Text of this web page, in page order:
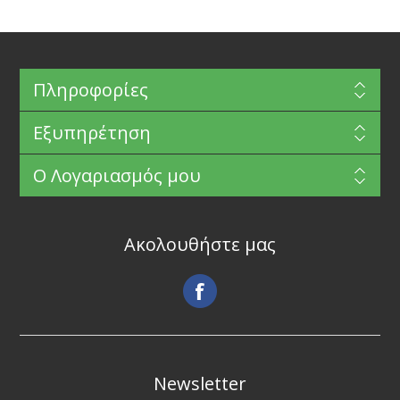
Πληροφορίες
Εξυπηρέτηση
Ο Λογαριασμός μου
Ακολουθήστε μας
Newsletter